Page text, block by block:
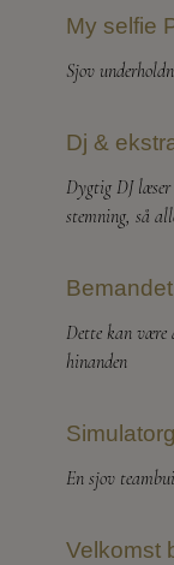
My selfie
Sjov
Dj &
Dygtig DJ
stemning, så
Dette kan være
hinanden
En sjov
Velkomst